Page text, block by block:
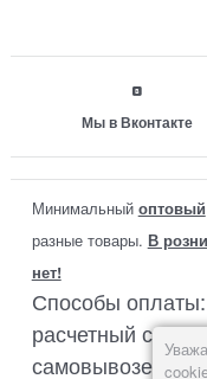
Мы в Вконтакте
Минимальный оптовый
разные товары. В
нет!
Способы
расчетный счет
самовывозе со